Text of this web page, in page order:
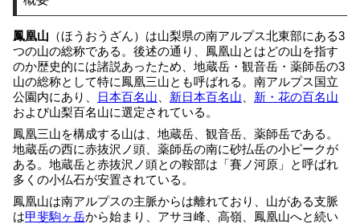
鳳凰山 （ほうおうざん）は山梨県の南アルプス北東部にある3
つの山の総称である。後述の通り、鳳凰山とはどの山を指す
のか歴史的には諸説あったため、地蔵岳・観音岳・薬師岳の3
山の総称として特に鳳凰三山とも呼ばれる。南アルプス国立
公園内にあり、
日本百名山 新日本百名山
新・花の百名山
および山梨百名山に選定されている。
鳳凰三山を構成する山は、地蔵岳、観音岳、薬師岳である。
地蔵岳の西に赤抜沢ノ頭、薬師岳の南に砂払岳の小ピークが
ある。地蔵岳と赤抜沢ノ頭との鞍部は「賽ノ河原」と呼ばれ
多くの小仏石が安置されている。
鳳凰山は南アルプスの主脈からは離れており、山がある支脈
は甲斐駒ヶ岳から始まり、アサヨ峰、高嶺、鳳凰山へと続い